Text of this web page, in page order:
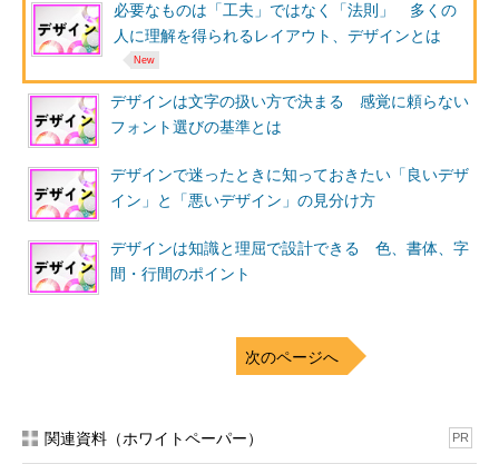
必要なものは「工夫」ではなく「法則」 多くの
人に理解を得られるレイアウト、デザインとは
デザインは文字の扱い方で決まる 感覚に頼らない
フォント選びの基準とは
デザインで迷ったときに知っておきたい「良いデザ
イン」と「悪いデザイン」の見分け方
デザインは知識と理屈で設計できる 色、書体、字
間・行間のポイント
次のページへ
関連資料（ホワイトペーパー） PR